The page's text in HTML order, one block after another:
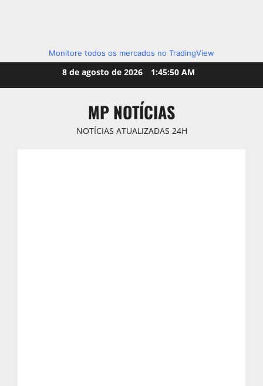
Monitore todos os mercados no TradingView
8 de agosto de 2026 1:45:51 AM
MP NOTÍCIAS
NOTÍCIAS ATUALIZADAS 24H